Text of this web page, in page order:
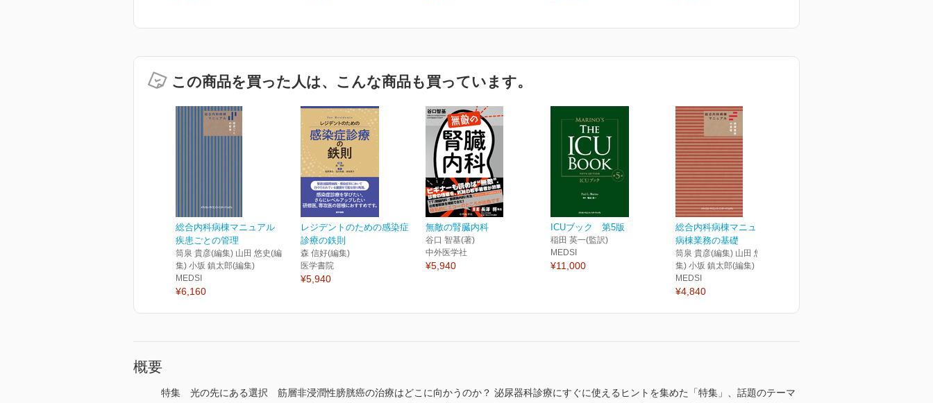
この商品を買った人は、こんな商品も買っています。
総合内科病棟マニュアル
疾患ごとの管理
筒泉 貴彦(編集) 山田 悠史(編
集) 小坂 鎮太郎(編集)
MEDSI
¥6,160
レジデントのための感染症
診療の鉄則
森 信好(編集)
医学書院
¥5,940
無敵の腎臓内科
谷口 智基(著)
中外医学社
¥5,940
ICUブック 第5版
稲田 英一(監訳)
MEDSI
¥11,000
総合内科病棟マニュアル
病棟業務の基礎
筒泉 貴彦(編集) 山田 悠史(編
集) 小坂 鎮太郎(編集)
MEDSI
¥4,840
概要
特集 光の先にある選択 筋層非浸潤性膀胱癌の治療はどこに向かうのか？ 泌尿器科診療にすぐに使えるヒントを集めた「特集」、話題のテーマ